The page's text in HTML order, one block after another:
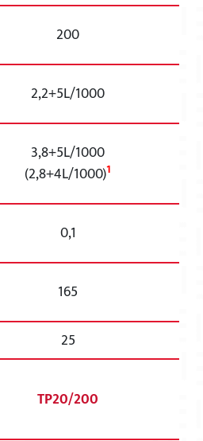
200
2,2+5L/1000
3,8+5L/1000
(2,8+4L/1000)1
0,1
165
25
TP20/200